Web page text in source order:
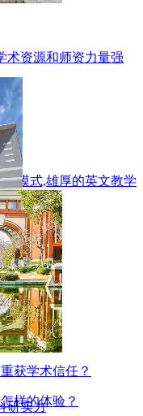
术资源和师资力量强
学模式,雄厚的英文教学
研实力
获学术信任？
样的体验？